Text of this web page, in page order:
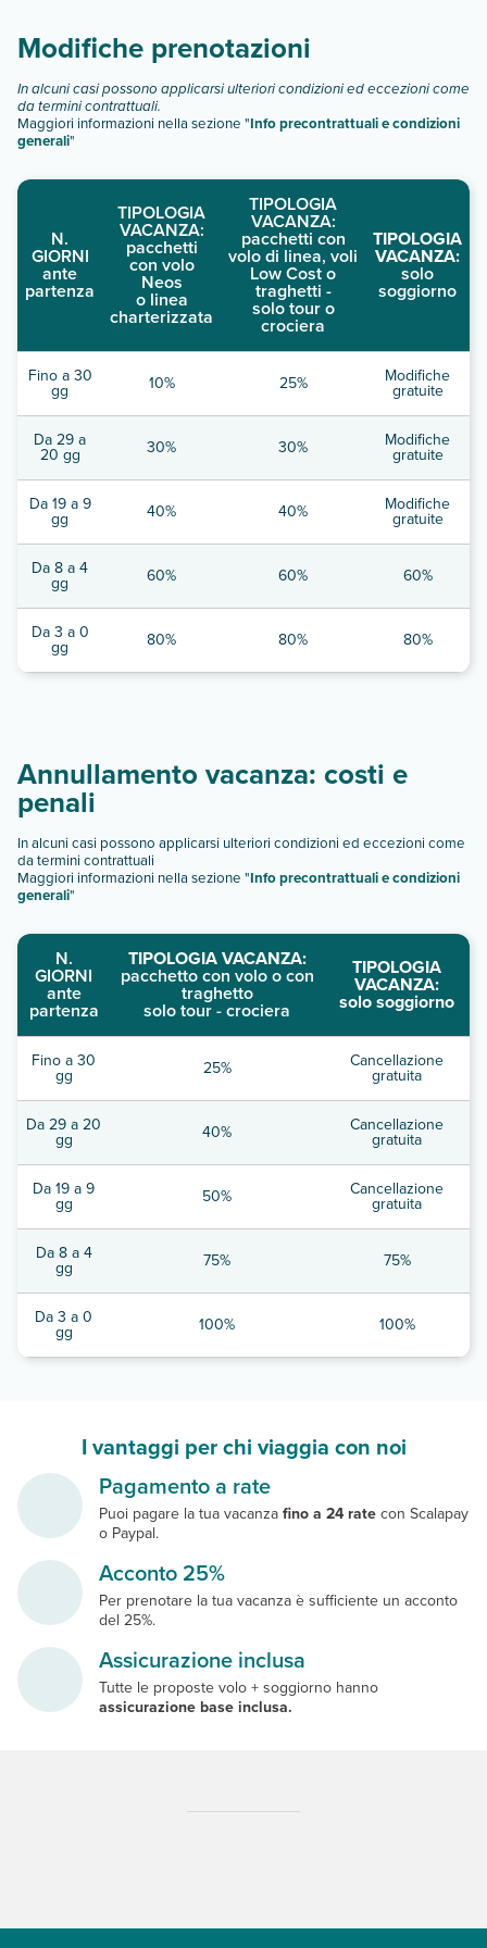
Scopri tutti i dettagli nel paragrafo dedicato "
descrizione".
Modifiche prenotazioni
In alcuni casi possono applicarsi ulteriori condizioni ed eccezioni come
da termini contrattuali.
Maggiori informazioni nella sezione "Info precontrattuali e condizioni
generali"
N.
GIORNI
ante
partenza
TIPOLOGIA
VACANZA:
pacchetti
con volo
Neos
o linea
charterizzata
TIPOLOGIA
VACANZA:
pacchetti con
volo di linea, voli
Low Cost o
traghetti -
solo tour o
crociera
TIPOLOGIA
VACANZA:
solo
soggiorno
Fino a 30
gg 10% 25% Modifiche
gratuite
Da 29 a
20 gg 30% 30% Modifiche
gratuite
Da 19 a 9
gg 40% 40% Modifiche
gratuite
Da 8 a 4
gg 60% 60% 60%
Da 3 a 0
gg 80% 80% 80%
Annullamento vacanza: costi e
penali
In alcuni casi possono applicarsi ulteriori condizioni ed eccezioni come
da termini contrattuali
Maggiori informazioni nella sezione "Info precontrattuali e condizioni
generali"
N.
GIORNI
ante
partenza
TIPOLOGIA VACANZA:
pacchetto con volo o con
traghetto
solo tour - crociera
TIPOLOGIA
VACANZA:
solo soggiorno
Fino a 30
gg 25% Cancellazione
gratuita
Da 29 a 20
gg 40% Cancellazione
gratuita
Da 19 a 9
gg 50% Cancellazione
gratuita
Da 8 a 4
gg 75% 75%
Da 3 a 0
gg 100% 100%
I vantaggi per chi viaggia con noi
Pagamento a rate
Puoi pagare la tua vacanzafino a 24 ratecon Scalapay
o Paypal.
Acconto 25%
Per prenotare la tua vacanza è sufficiente un acconto
del 25%.
Assicurazione inclusa
Tutte le proposte volo + soggiorno hanno
assicurazione base inclusa.